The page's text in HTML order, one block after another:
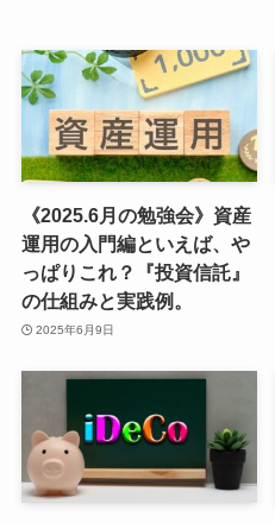
《2025.6月の勉強会》資産
運用の入門編といえば、や
っぱりこれ？『投資信託』
の仕組みと実践例。
2025年6月9日